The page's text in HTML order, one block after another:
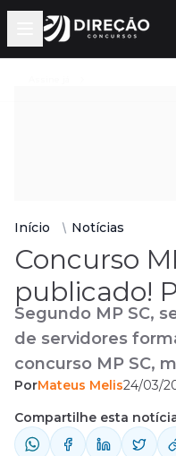
Open main menu
Início Notícias
Concurso
publicado!
Segundo MP SC,
de servidores
concurso MP SC,
novo certame.
PorMateus Melis24/03/
Compartilhe esta